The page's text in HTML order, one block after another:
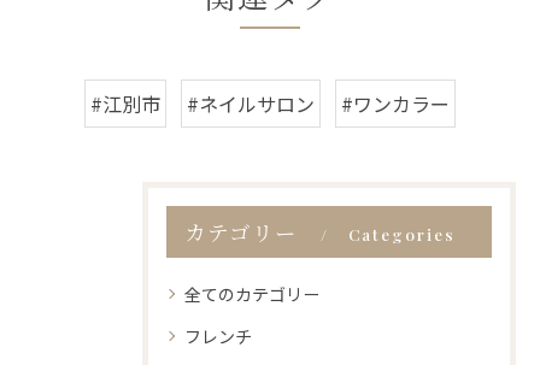
#江別市 #ネイルサロン #ワンカラー
カテゴリー Categories
全てのカテゴリー
フレンチ